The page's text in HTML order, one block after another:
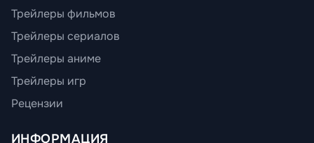
Трейлеры фильмов
Трейлеры сериалов
Трейлеры аниме
Трейлеры игр
Рецензии
ИНФОРМАЦИЯ